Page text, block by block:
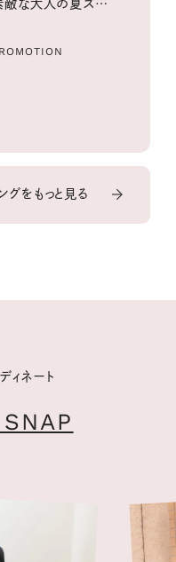
敵な大人の夏スタイ
グをもっと見る
ィネート